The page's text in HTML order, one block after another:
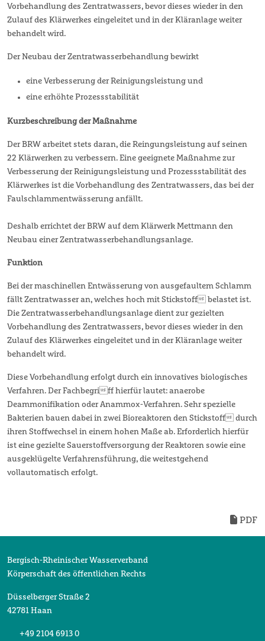
PDF
Vorbehandlung des Zentratwassers, bevor dieses wieder in den
Zulauf des Klärwerkes eingeleitet und in der Kläranlage weiter
behandelt wird.
Der Neubau der Zentratwasserbehandlung bewirkt
eine Verbesserung der Reinigungsleistung und
eine erhöhte Prozessstabilität
Kurzbeschreibung der Maßnahme
Der BRW arbeitet stets daran, die Reingungsleistung auf seinen
22 Klärwerken zu verbessern. Eine geeignete Maßnahme zur
Verbesserung der Reinigungsleistung und Prozessstabilität des
Klärwerkes ist die Vorbehandlung des Zentratwassers, das bei der
Faulschlammentwässerung anfällt.
Deshalb errichtet der BRW auf dem Klärwerk Mettmann den
Neubau einer Zentratwasserbehandlungsanlage.
Funktion
Bei der maschinellen Entwässerung von ausgefaultem Schlamm
fällt Zentratwasser an, welches hoch mit Stickstoff belastet ist.
Die Zentratwasserbehandlungsanlage dient zur gezielten
Vorbehandlung des Zentratwassers, bevor dieses wieder in den
Zulauf des Klärwerkes eingeleitet und in der Kläranlage weiter
behandelt wird.
Diese Vorbehandlung erfolgt durch ein innovatives biologisches
Verfahren. Der Fachbegriff hierfür lautet: anaerobe
Deammonifikation oder Anammox-Verfahren. Sehr spezielle
Bakterien bauen dabei in zwei Bioreaktoren den Stickstoff durch
ihren Stoffwechsel in einem hohen Maße ab. Erforderlich hierfür
ist eine gezielte Sauerstoffversorgung der Reaktoren sowie eine
ausgeklügelte Verfahrensführung, die weitestgehend
vollautomatisch erfolgt.
Bergisch-Rheinischer Wasserverband
Körperschaft des öffentlichen Rechts
Düsselberger Straße 2
42781 Haan
+49 2104 6913 0